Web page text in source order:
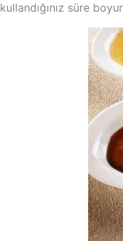
kullandığınız süre